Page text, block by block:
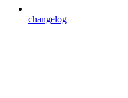
changelog